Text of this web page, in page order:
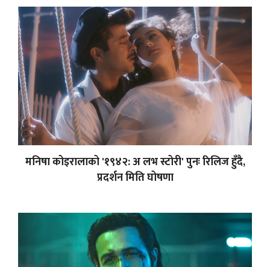
मनिषा कोइरालाको '१९४२: अ लभ स्टोरी' पुनः रिलिज हुँदै,
प्रदर्शन मिति घोषणा